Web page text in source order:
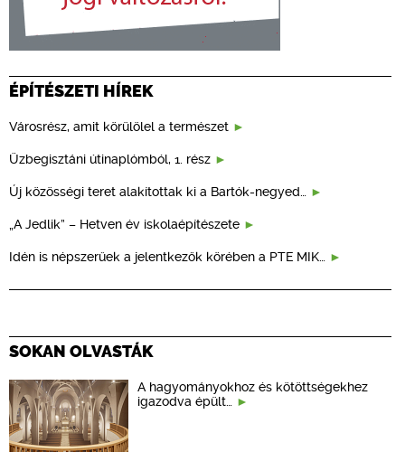
ÉPÍTÉSZETI HÍREK
Városrész, amit körülölel a természet
Üzbegisztáni útinaplómból, 1. rész
Új közösségi teret alakítottak ki a Bartók-negyed…
„A Jedlik” – Hetven év iskolaépítészete
Idén is népszerűek a jelentkezők körében a PTE MIK…
SOKAN OLVASTÁK
A hagyományokhoz és kötöttségekhez
igazodva épült…